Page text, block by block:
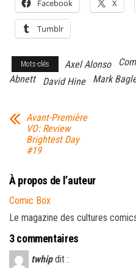
Facebook X
Tumblr
Mots-clés Axel Alonso
Abnett
David Hine Mark
Avant-Première
VO: Review
Brightest Day
#19
À propos de l’auteur
Comic Box
Le magazine des cultures
3 commentaires
twhip dit :